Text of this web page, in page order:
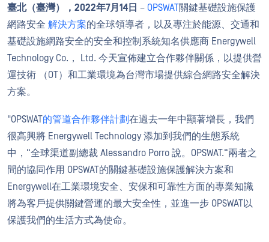
臺北（臺灣），2022年7月14日 – OPSWAT關鍵基礎設施保護
網路安全 解決方案的全球領導者，以及專注於能源、交通和
基礎設施網路安全的安全和控制系統知名供應商 Energywell
Technology Co.， Ltd. 今天宣佈建立合作夥伴關係，以提供營
運技術 （OT）和工業環境為台灣市場提供綜合網路安全解決
方案。
"OPSWAT的管道合作夥伴計劃在過去一年中顯著增長，我們
很高興將 Energywell Technology 添加到我們的生態系統
中，“全球渠道副總裁 Alessandro Porro 說。OPSWAT.“兩者之
間的協同作用 OPSWAT的關鍵基礎設施保護解決方案和
Energywell在工業環境安全、安保和可靠性方面的專業知識
將為客戶提供關鍵營運的最大安全性，並進一步 OPSWAT以
保護我們的生活方式為使命。